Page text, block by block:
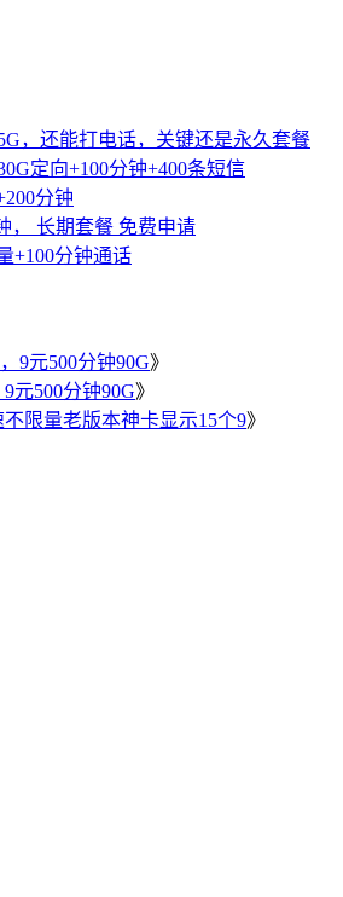
，还能打电话，关键还是永久套餐
定向+100分钟+400条短信
分钟
， 长期套餐 免费申请
+100分钟通话
9元500分钟90G》
元500分钟90G》
限量老版本神卡显示15个9》